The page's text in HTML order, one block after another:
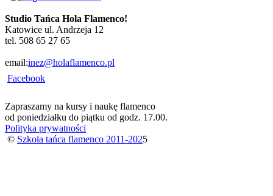
Studio Tańca Hola Flamenco!
Katowice ul. Andrzeja 12
tel. 508 65 27 65
email:inez@holaflamenco.pl
Facebook
Zapraszamy na kursy i naukę flamenco
od poniedziałku do piątku od godz. 17.00.
Polityka prywatności
© Szkoła tańca flamenco 2011-2025